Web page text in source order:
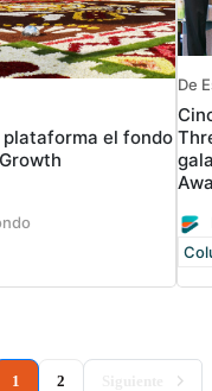
el fondo
De
1 (current)
2